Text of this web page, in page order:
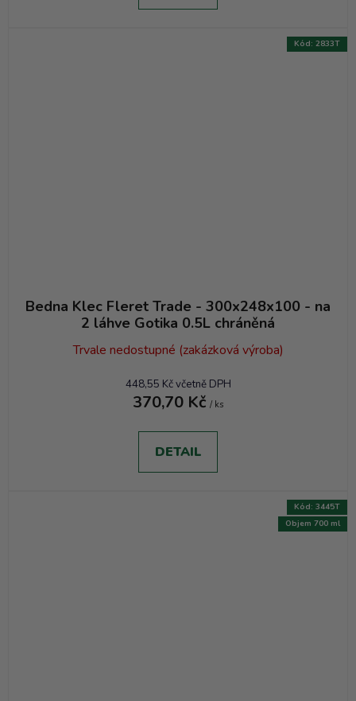
Bedna Klec Fleret Trade - 300x248x100 - na
2 láhve Gotika 0.5L chráněná
Trvale nedostupné (zakázková výroba)
448,55 Kč včetně DPH
370,70 Kč / ks
DETAIL
Kód: 2833T
Objem 700 ml
Kód: 3445T